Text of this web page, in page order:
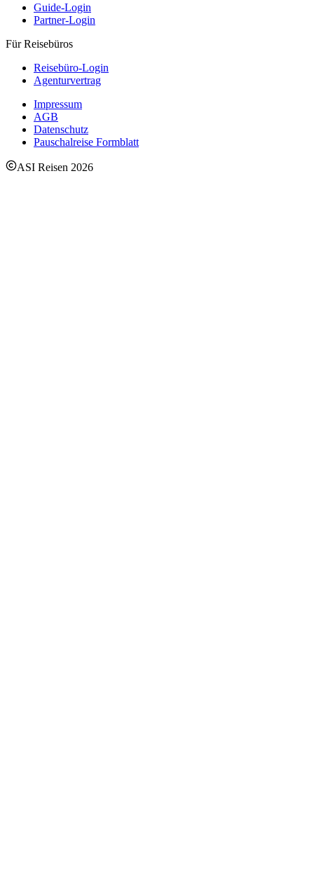
Guide-Login
Partner-Login
Für Reisebüros
Reisebüro-Login
Agenturvertrag
Impressum
AGB
Datenschutz
Pauschalreise Formblatt
ASI Reisen 2026